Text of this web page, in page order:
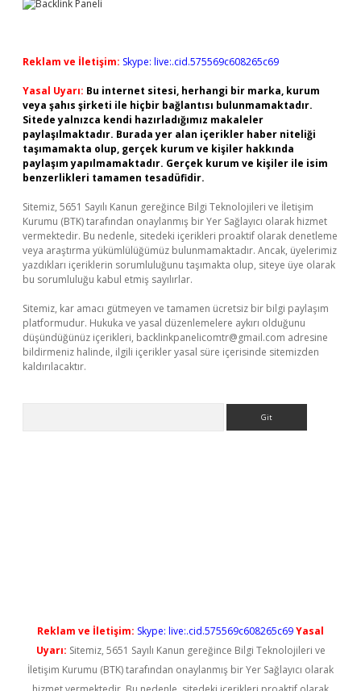
Reklam ve İletişim: Skype: live:.cid.575569c608265c69
Yasal Uyarı: Bu internet sitesi, herhangi bir marka, kurum
veya şahıs şirketi ile hiçbir bağlantısı bulunmamaktadır.
Sitede yalnızca kendi hazırladığımız makaleler
paylaşılmaktadır. Burada yer alan içerikler haber niteliği
taşımamakta olup, gerçek kurum ve kişiler hakkında
paylaşım yapılmamaktadır. Gerçek kurum ve kişiler ile isim
benzerlikleri tamamen tesadüfidir.
Sitemiz, 5651 Sayılı Kanun gereğince Bilgi Teknolojileri ve İletişim
Kurumu (BTK) tarafından onaylanmış bir Yer Sağlayıcı olarak hizmet
vermektedir. Bu nedenle, sitedeki içerikleri proaktif olarak denetleme
veya araştırma yükümlülüğümüz bulunmamaktadır. Ancak, üyelerimiz
yazdıkları içeriklerin sorumluluğunu taşımakta olup, siteye üye olarak
bu sorumluluğu kabul etmiş sayılırlar.
Sitemiz, kar amacı gütmeyen ve tamamen ücretsiz bir bilgi paylaşım
platformudur. Hukuka ve yasal düzenlemelere aykırı olduğunu
düşündüğünüz içerikleri, backlinkpanelicomtr@gmail.com adresine
bildirmeniz halinde, ilgili içerikler yasal süre içerisinde sitemizden
kaldırılacaktır.
Reklam ve İletişim: Skype: live:.cid.575569c608265c69Yasal
Uyarı: Sitemiz, 5651 Sayılı Kanun gereğince Bilgi Teknolojileri ve
İletişim Kurumu (BTK) tarafından onaylanmış bir Yer Sağlayıcı olarak